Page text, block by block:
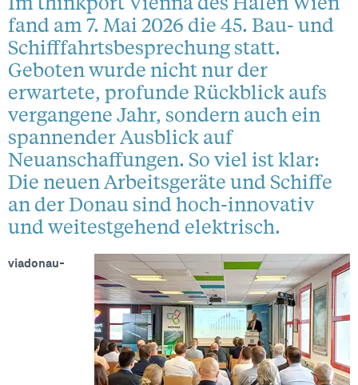
fand am 7. Mai 2026 die 45. Bau- und
Schifffahrtsbesprechung statt.
Geboten wurde nicht nur der
erwartete, profunde Rückblick aufs
vergangene Jahr, sondern auch ein
spannender Ausblick auf
Neuanschaffungen. So viel ist klar:
Die neuen Arbeitsgeräte und Schiffe
an der Donau sind hoch-innovativ
und weitestgehend elektrisch.
viadonau-